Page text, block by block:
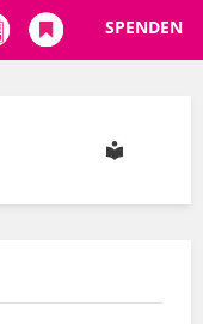
SPENDEN